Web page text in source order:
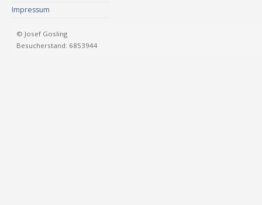
Impressum
© Josef Gosling
Besucherstand: 6853944